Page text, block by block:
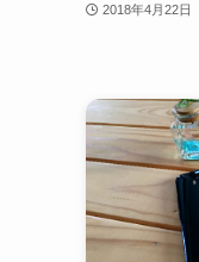
2018年4月22日